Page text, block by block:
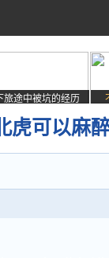
旅途中被坑的经历
虎可以麻